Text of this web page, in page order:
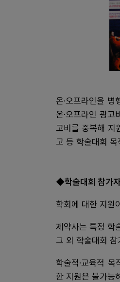
온·오프라인을 병
온·오프라인 광
고비를 중복해 지
고 등 학술대회
◆학술대회 참가
학회에 대한 지원
제약사는 특정 학
그 외 학술대회
학술적·교육적 목
한 지원은 불가능